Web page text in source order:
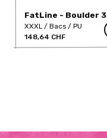
FatLine - Boulder 3
(PU)
XXXL Bacs
PU
148,64 CHF